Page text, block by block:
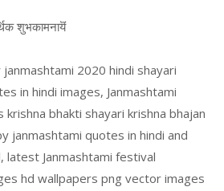
शुभकामनायॆं
2020 hindi shayari
in hindi images, Janmashtami
krishna bhakti shayari krishna bhajan
janmashtami quotes in hindi and
latest Janmashtami festival
hd wallpapers png vector images